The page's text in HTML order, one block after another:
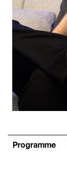
Programme